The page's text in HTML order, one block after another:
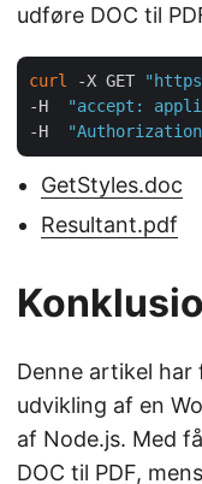
udføre DOC til
curl -X GET
-H
"accept:
-H
GetStyles.doc
Resultant.pdf
Denne artikel
udvikling af en
af Node.js. Med
DOC til PDF,